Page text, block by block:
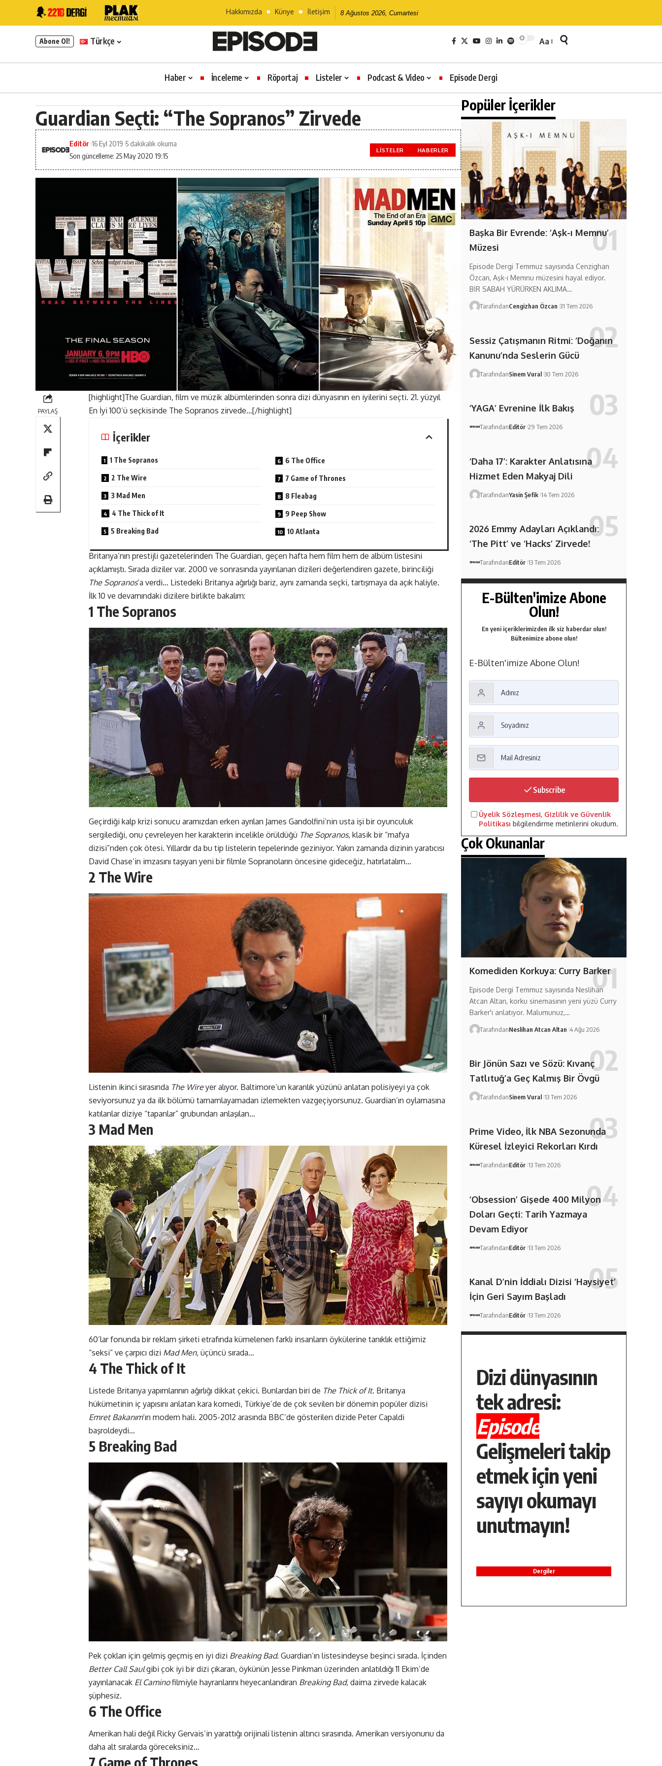
Hakkımızda Künye İletişim 8 Ağustos 2026, Cumartesi
Abone Ol! Türkçe Aa
Haber İnceleme Röportaj Listeler Podcast & Video Episode Dergi
Guardian Seçti: “The Sopranos” Zirvede
Son güncelleme: 25 May 2020 19:15
Editör 16 Eyl 2019 5 dakikalık okuma
LISTELER HABERLER
PAYLAŞ
[highlight]The Guardian, film ve müzik albümlerinden sonra dizi dünyasının en iyilerini seçti. 21. yüzyıl
En İyi 100’ü seçkisinde The Sopranos zirvede…[/highlight]
İçerikler
1 The Sopranos
2 The Wire
3 Mad Men
4 The Thick of It
5 Breaking Bad
6 The Office
7 Game of Thrones
8 Fleabag
9 Peep Show
10 Atlanta
Britanya’nın prestijli gazetelerinden The Guardian, geçen hafta hem film hem de albüm listesini
açıklamıştı. Sırada diziler var. 2000 ve sonrasında yayınlanan dizileri değerlendiren gazete, birinciliği
The Sopranos‘a verdi… Listedeki Britanya ağırlığı bariz, aynı zamanda seçki, tartışmaya da açık haliyle.
İlk 10 ve devamındaki dizilere birlikte bakalım:
1 The Sopranos
Geçirdiği kalp krizi sonucu aramızdan erken ayrılan James Gandolfini’nin usta işi bir oyunculuk
sergilediği, onu çevreleyen her karakterin incelikle örüldüğü The Sopranos, klasik bir “mafya
dizisi”nden çok ötesi. Yıllardır da bu tip listelerin tepelerinde geziniyor. Yakın zamanda dizinin yaratıcısı
David Chase’in imzasını taşıyan yeni bir filmle Sopranoların öncesine gideceğiz, hatırlatalım…
2 The Wire
Listenin ikinci sırasında The Wireyer alıyor. Baltimore’un karanlık yüzünü anlatan polisiyeyi ya çok
seviyorsunuz ya da ilk bölümü tamamlayamadan izlemekten vazgeçiyorsunuz. Guardian’ın oylamasına
katılanlar diziye “tapanlar” grubundan anlaşılan…
3 Mad Men
60’lar fonunda bir reklam şirketi etrafında kümelenen farklı insanların öykülerine tanıklık ettiğimiz
“seksi” ve çarpıcı dizi Mad Men, üçüncü sırada…
4 The Thick of It
Listede Britanya yapımlarının ağırlığı dikkat çekici. Bunlardan biri de The Thick of It. Britanya
hükümetinin iç yapısını anlatan kara komedi, Türkiye’de de çok sevilen bir dönemin popüler dizisi
Emret Bakanım‘ın modern hali. 2005-2012 arasında BBC’de gösterilen dizide Peter Capaldi
başroldeydi…
5 Breaking Bad
Pek çokları için gelmiş geçmiş en iyi dizi Breaking Bad. Guardian’ın listesindeyse beşinci sırada. İçinden
Better Call Saulgibi çok iyi bir dizi çıkaran, öykünün Jesse Pinkman üzerinden anlatıldığı 11 Ekim’de
yayınlanacak El Caminofilmiyle hayranlarını heyecanlandıran Breaking Bad, daima zirvede kalacak
şüphesiz.
6 The Office
Amerikan hali değil Ricky Gervais’in yarattığı orijinali listenin altıncı sırasında. Amerikan versiyonunu da
daha alt sıralarda göreceksiniz…
7 Game of Thrones
Popüler İçerikler
Başka Bir Evrende: ‘Aşk-ı Memnu’
Müzesi
Episode Dergi Temmuz sayısında Cenzighan
Özcan, Aşk-ı Memnu müzesini hayal ediyor.
BİR SABAH YÜRÜRKEN AKLIMA…
TarafındanCengizhan Özcan 31 Tem 2026
Sessiz Çatışmanın Ritmi: ‘Doğanın
Kanunu’nda Seslerin Gücü
TarafındanSinem Vural 30 Tem 2026
‘YAGA’ Evrenine İlk Bakış
TarafındanEditör 29 Tem 2026
‘Daha 17’: Karakter Anlatısına
Hizmet Eden Makyaj Dili
TarafındanYasin Şefik 14 Tem 2026
2026 Emmy Adayları Açıklandı:
‘The Pitt’ ve ‘Hacks’ Zirvede!
TarafındanEditör 13 Tem 2026
E-Bülten'imize Abone
Olun!
En yeni içeriklerimizden ilk siz haberdar olun!
Bültenimize abone olun!
E-Bülten'imize Abone Olun!
Subscribe
Üyelik Sözleşmesi, Gizlilik ve Güvenlik
Politikası bilgilendirme metinlerini okudum.
Çok Okunanlar
Komediden Korkuya: Curry Barker
Episode Dergi Temmuz sayısında Neslihan
Atcan Altan, korku sinemasının yeni yüzü Curry
Barker'ı anlatıyor. Malumunuz,…
TarafındanNeslihan Atcan Altan 4 Ağu 2026
Bir Jönün Sazı ve Sözü: Kıvanç
Tatlıtuğ’a Geç Kalmış Bir Övgü
TarafındanSinem Vural 13 Tem 2026
Prime Video, İlk NBA Sezonunda
Küresel İzleyici Rekorları Kırdı
TarafındanEditör 13 Tem 2026
‘Obsession’ Gişede 400 Milyon
Doları Geçti: Tarih Yazmaya
Devam Ediyor
TarafındanEditör 13 Tem 2026
Kanal D’nin İddialı Dizisi ‘Haysiyet’
İçin Geri Sayım Başladı
TarafındanEditör 13 Tem 2026
Dizi dünyasının
tek adresi:
Episode
Gelişmeleri takip
etmek için yeni
sayıyı okumayı
unutmayın!
Dergiler